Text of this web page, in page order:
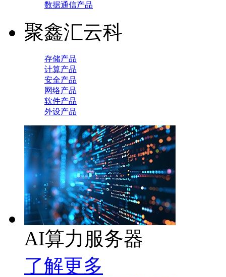
数据通信产品
聚鑫汇云科
存储产品
计算产品
安全产品
网络产品
软件产品
外设产品
AI算力服务器
了解更多